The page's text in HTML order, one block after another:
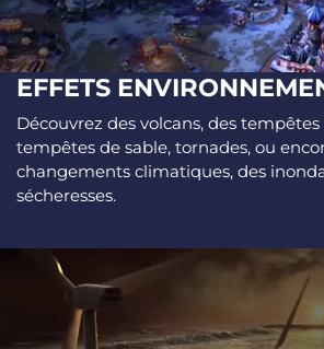
EFFETS
Découvrez des volcans, des tempêtes
tempêtes de sable, tornades, ou
changements climatiques, des
sécheresses.